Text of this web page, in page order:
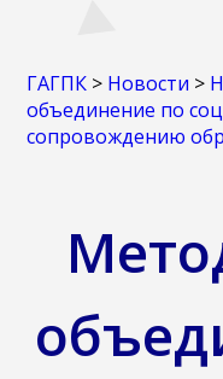
ГАГПК > Новости >
объединение по
сопровождению